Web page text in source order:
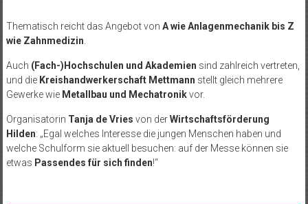
Thematisch reicht das Angebot von A wie Anlagenmechanik bis Z
wie Zahnmedizin
Auch (Fach-)Hochschulen und Akademien sind zahlreich vertreten,
und die Kreishandwerkerschaft Mettmann stellt gleich mehrere
Gewerke wie Metallbau und Mechatronikvor.
Organisatorin Tanja de Vries von derWirtschaftsförderung
Hilden: „Egal welches Interesse die jungen Menschen haben und
welche Schulform sie aktuell besuchen: auf der Messe können sie
etwas Passendes für sich finden!“